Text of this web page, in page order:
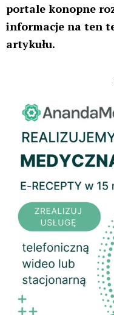
portale konopne
informacje na ten
artykułu.